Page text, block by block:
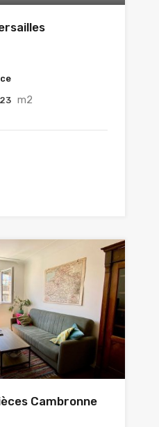
23 m2
Cambronne